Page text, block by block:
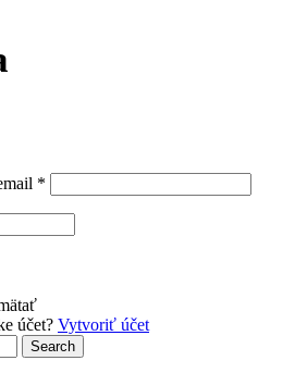
*
účet? Vytvoriť účet
Search